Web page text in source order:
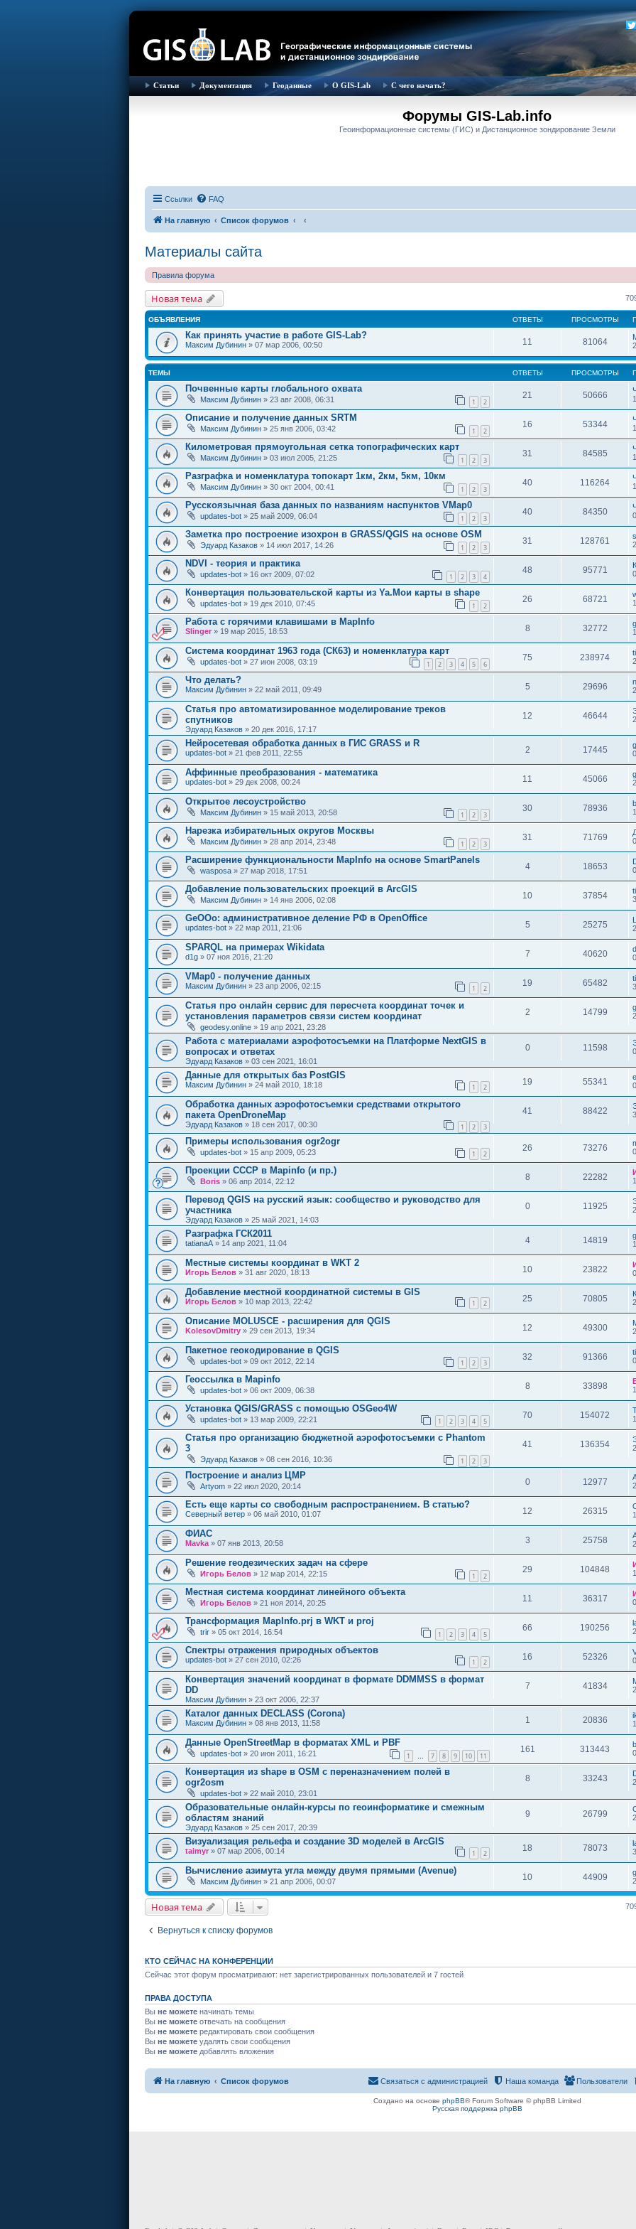
Статьи Документация Геоданные О GIS-Lab С чего начать?
Форумы GIS-Lab.info
Геоинформационные системы (ГИС) и Дистанционное зондирование Земли
Ссылки FAQ
На главную Список форумов
Материалы сайта
Правила форума
Новая тема
ОБЪЯВЛЕНИЯ ОТВЕТЫ ПРОСМОТРЫ
Как принять участие в работе GIS-Lab?
Максим Дубинин » 07 мар 2006, 00:50 11 81064
ТЕМЫ ОТВЕТЫ ПРОСМОТРЫ
Почвенные карты глобального охвата
Максим Дубинин » 23 авг 2008, 06:31 1 2
21 50666
Описание и получение данных SRTM
Максим Дубинин » 25 янв 2006, 03:42 1 2
16 53344
Километровая прямоугольная сетка топографических карт
Максим Дубинин » 03 июл 2005, 21:25 1 2 3
31 84585
Разграфка и номенклатура топокарт 1км, 2км, 5км, 10км
Максим Дубинин » 30 окт 2004, 00:41 1 2 3
40 116264
Русскоязычная база данных по названиям наспунктов VMap0
updates-bot » 25 май 2009, 06:04 1 2 3
40 84350
Заметка про построение изохрон в GRASS/QGIS на основе OSM
Эдуард Казаков » 14 июл 2017, 14:26 1 2 3
31 128761
NDVI - теория и практика
updates-bot » 16 окт 2009, 07:02 1 2 3 4
48 95771
Конвертация пользовательской карты из Ya.Мои карты в shape
updates-bot » 19 дек 2010, 07:45 1 2
26 68721
Работа с горячими клавишами в MapInfo
Slinger » 19 мар 2015, 18:53 8 32772
Система координат 1963 года (СК63) и номенклатура карт
updates-bot » 27 июн 2008, 03:19 1 2 3 4 5 6
75 238974
Что делать?
Максим Дубинин » 22 май 2011, 09:49 5 29696
Статья про автоматизированное моделирование треков
спутников
Эдуард Казаков » 20 дек 2016, 17:17
12 46644
Нейросетевая обработка данных в ГИС GRASS и R
updates-bot » 21 фев 2011, 22:55 2 17445
Аффинные преобразования - математика
updates-bot » 29 дек 2008, 00:24 11 45066
Открытое лесоустройство
Максим Дубинин » 15 май 2013, 20:58 1 2 3
30 78936
Нарезка избирательных округов Москвы
Максим Дубинин » 28 апр 2014, 23:48 1 2 3
31 71769
Расширение функциональности MapInfo на основе SmartPanels
wasposa » 27 мар 2018, 17:51 4 18653
Добавление пользовательских проекций в ArcGIS
Максим Дубинин » 14 янв 2006, 02:08 10 37854
GeOOo: административное деление РФ в OpenOffice
updates-bot » 22 мар 2011, 21:06 5 25275
SPARQL на примерах Wikidata
d1g » 07 ноя 2016, 21:20 7 40620
VMap0 - получение данных
Максим Дубинин » 23 апр 2006, 02:15 1 2
19 65482
Статья про онлайн сервис для пересчета координат точек и
установления параметров связи систем координат
geodesy.online » 19 апр 2021, 23:28
2 14799
Работа с материалами аэрофотосъемки на Платформе NextGIS в
вопросах и ответах
Эдуард Казаков » 03 сен 2021, 16:01
0 11598
Данные для открытых баз PostGIS
Максим Дубинин » 24 май 2010, 18:18 1 2
19 55341
Обработка данных аэрофотосъемки средствами открытого
пакета OpenDroneMap
Эдуард Казаков » 18 сен 2017, 00:30 1 2 3
41 88422
Примеры использования ogr2ogr
updates-bot » 15 апр 2009, 05:23 1 2
26 73276
Проекции СССР в Mapinfo (и пр.)
Boris » 06 апр 2014, 22:12 8 22282
Перевод QGIS на русский язык: сообщество и руководство для
участника
Эдуард Казаков » 25 май 2021, 14:03
0 11925
Разграфка ГСК2011
tatianaA » 14 апр 2021, 11:04 4 14819
Местные системы координат в WKT 2
Игорь Белов » 31 авг 2020, 18:13 10 23822
Добавление местной координатной системы в GIS
Игорь Белов » 10 мар 2013, 22:42 1 2
25 70805
Описание MOLUSCE - расширения для QGIS
KolesovDmitry » 29 сен 2013, 19:34 12 49300
Пакетное геокодирование в QGIS
updates-bot » 09 окт 2012, 22:14 1 2 3
32 91366
Геоссылка в Mapinfo
updates-bot » 06 окт 2009, 06:38 8 33898
Установка QGIS/GRASS с помощью OSGeo4W
updates-bot » 13 мар 2009, 22:21 1 2 3 4 5
70 154072
Статья про организацию бюджетной аэрофотосъемки с Phantom
3
Эдуард Казаков » 08 сен 2016, 10:36 1 2 3
41 136354
Построение и анализ ЦМР
Artyom » 22 июл 2020, 20:14 0 12977
Есть еще карты со свободным распространением. В статью?
Северный ветер » 06 май 2010, 01:07 12 26315
ФИАС
Mavka » 07 янв 2013, 20:58 3 25758
Решение геодезических задач на сфере
Игорь Белов » 12 мар 2014, 22:15 1 2
29 104848
Местная система координат линейного объекта
Игорь Белов » 21 ноя 2014, 20:25 11 36317
Трансформация MapInfo.prj в WKT и proj
trir » 05 окт 2014, 16:54 1 2 3 4 5
66 190256
Спектры отражения природных объектов
updates-bot » 27 сен 2010, 02:26 1 2
16 52326
Конвертация значений координат в формате DDMMSS в формат
DD
Максим Дубинин » 23 окт 2006, 22:37
7 41834
Каталог данных DECLASS (Corona)
Максим Дубинин » 08 янв 2013, 11:58 1 20836
Данные OpenStreetMap в форматах XML и PBF
updates-bot » 20 июн 2011, 16:21 1 … 7 8 9 10 11
161 313443
Конвертация из shape в OSM с переназначением полей в
ogr2osm
updates-bot » 22 май 2010, 23:01
8 33243
Образовательные онлайн-курсы по геоинформатике и смежным
областям знаний
Эдуард Казаков » 25 сен 2017, 20:39
9 26799
Визуализация рельефа и создание 3D моделей в ArcGIS
taimyr » 07 мар 2006, 00:14 1 2
18 78073
Вычисление азимута угла между двумя прямыми (Avenue)
Максим Дубинин » 21 апр 2006, 00:07 10 44909
Новая тема
Вернуться к списку форумов
КТО СЕЙЧАС НА КОНФЕРЕНЦИИ
Сейчас этот форум просматривают: нет зарегистрированных пользователей и 7 гостей
ПРАВА ДОСТУПА
Вы не можете начинать темы
Вы не можете отвечать на сообщения
Вы не можете редактировать свои сообщения
Вы не можете удалять свои сообщения
Вы не можете добавлять вложения
На главную Список форумов Пользователи
Наша команда
Связаться с администрацией
Создано на основе phpBB® Forum Software © phpBB Limited
Русская поддержка phpBB